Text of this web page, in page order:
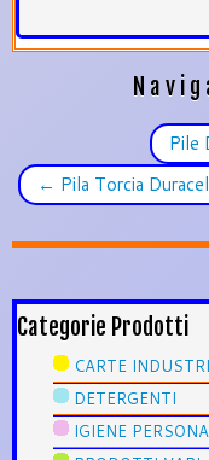
Pile
← Pila Torcia
Categorie Prodotti
CARTE
DETERGENTI
IGIENE